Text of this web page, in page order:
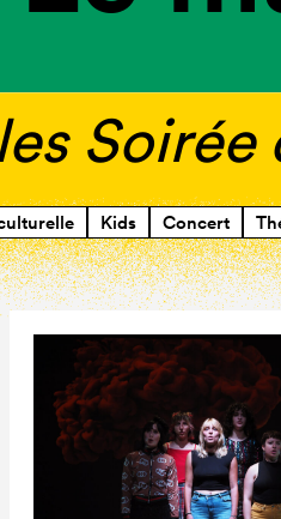
Soirée
Kids Concert